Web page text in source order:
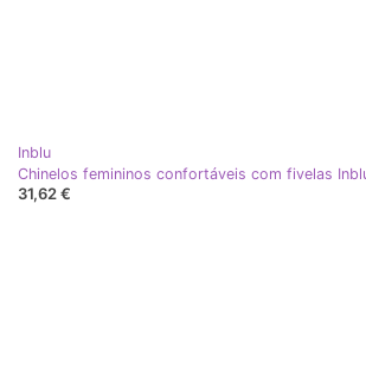
Inblu
Chinelos femininos confortáveis ​​com fivelas
31,62 €